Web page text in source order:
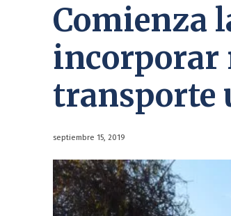
Comienza
incorporar
transporte
septiembre 15, 2019